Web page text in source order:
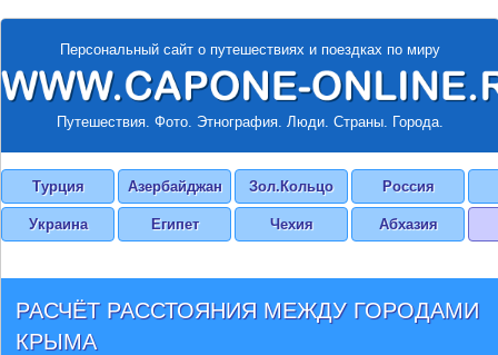
Персональный сайт о путешествиях и поездках по миру
Путешествия. Фото. Этнография. Люди. Страны. Города.
Турция Азербайджан Зол.Кольцо Россия
Украина Египет Чехия Абхазия
РАСЧЁТ РАССТОЯНИЯ МЕЖДУ ГОРОДАМИ
КРЫМА